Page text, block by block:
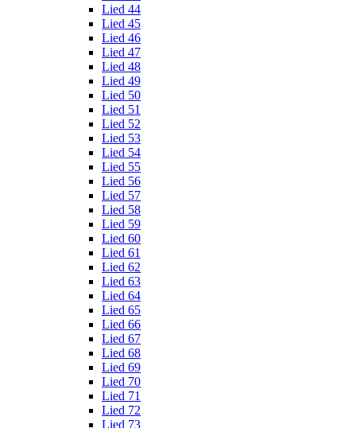
Lied 44
Lied 45
Lied 46
Lied 47
Lied 48
Lied 49
Lied 50
Lied 51
Lied 52
Lied 53
Lied 54
Lied 55
Lied 56
Lied 57
Lied 58
Lied 59
Lied 60
Lied 61
Lied 62
Lied 63
Lied 64
Lied 65
Lied 66
Lied 67
Lied 68
Lied 69
Lied 70
Lied 71
Lied 72
Lied 73